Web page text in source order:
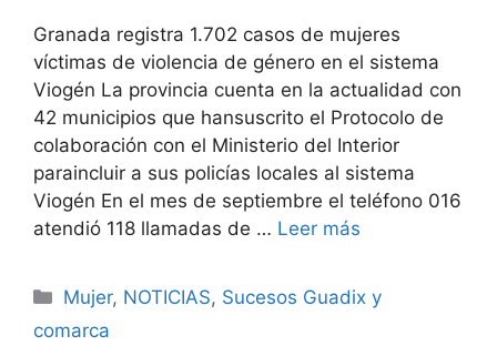
Granada registra 1.702 casos de mujeres
víctimas de violencia de género en el sistema
Viogén La provincia cuenta en la actualidad con
42 municipios que hansuscrito el Protocolo de
colaboración con el Ministerio del Interior
paraincluir a sus policías locales al sistema
Viogén En el mes de septiembre el teléfono 016
atendió 118 llamadas de … Leer más
Categorías
Mujer, NOTICIAS, Sucesos Guadix y
comarca